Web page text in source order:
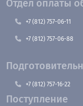
Отдел оплаты
+7 (812) 757-06-11
+7 (812) 757-06-88
+7 (812) 757-16-22
Поступление